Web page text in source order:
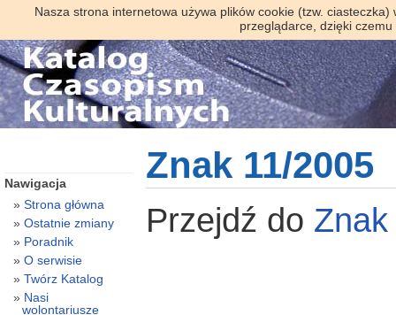
Nasza strona internetowa używa plików cookie (tzw.
przeglądarce, dzięki
Znak 11/2005
Przejdź do
Nawigacja
Strona główna
Ostatnie zmiany
Poradnik
O serwisie
Twórz Katalog
Nasi
wolontariusze